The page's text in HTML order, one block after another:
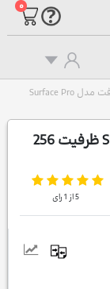
۰
تبلت مایکروسافت مدل Surface Pro
تبلت مایکروسافت مدل Surface Pro 9-i7 ظرفیت 256
5از 1رای